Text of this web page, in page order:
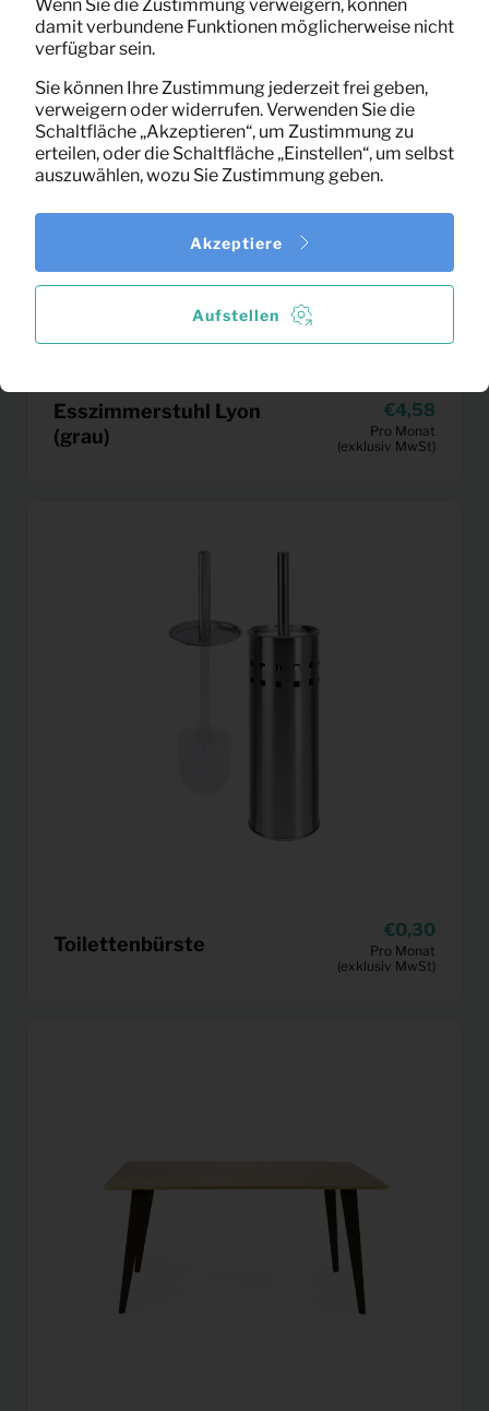
Esszimmerstuhl Lyon
(grau)
4,58
Pro Monat
(exklusiv MwSt)
Toilettenbürste
0,30
Pro Monat
(exklusiv MwSt)
Wenn Sie die Zustimmung verweigern, können
damit verbundene Funktionen möglicherweise nicht
verfügbar sein.
Sie können Ihre Zustimmung jederzeit frei geben,
verweigern oder widerrufen. Verwenden Sie die
Schaltfläche „Akzeptieren“, um Zustimmung zu
erteilen, oder die Schaltfläche „Einstellen“, um selbst
auszuwählen, wozu Sie Zustimmung geben.
Aufstellen
Akzeptiere